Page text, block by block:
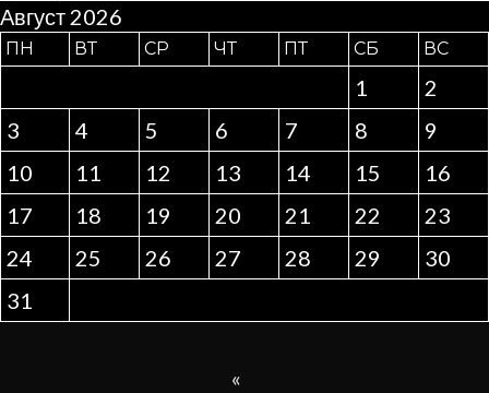
Август 2026
ПН ВТ СР ЧТ ПТ СБ ВС
1
2
3
4 5 6 7 8
9
10
11 12 13 14 15
16
17
18 19 20 21 22
23
24
25 26 27 28 29
30
31
«